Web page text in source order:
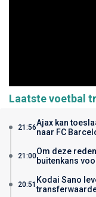
Laatste voetbal
21:56Ajax kan
naar FC
21:00Om deze
buitenkans
20:51 Kodai Sano